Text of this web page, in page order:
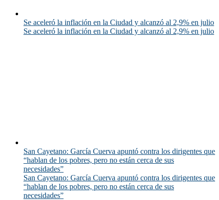
Se aceleró la inflación en la Ciudad y alcanzó al 2,9% en julio
Se aceleró la inflación en la Ciudad y alcanzó al 2,9% en julio
San Cayetano: García Cuerva apuntó contra los dirigentes que
“hablan de los pobres, pero no están cerca de sus
necesidades”
San Cayetano: García Cuerva apuntó contra los dirigentes que
“hablan de los pobres, pero no están cerca de sus
necesidades”